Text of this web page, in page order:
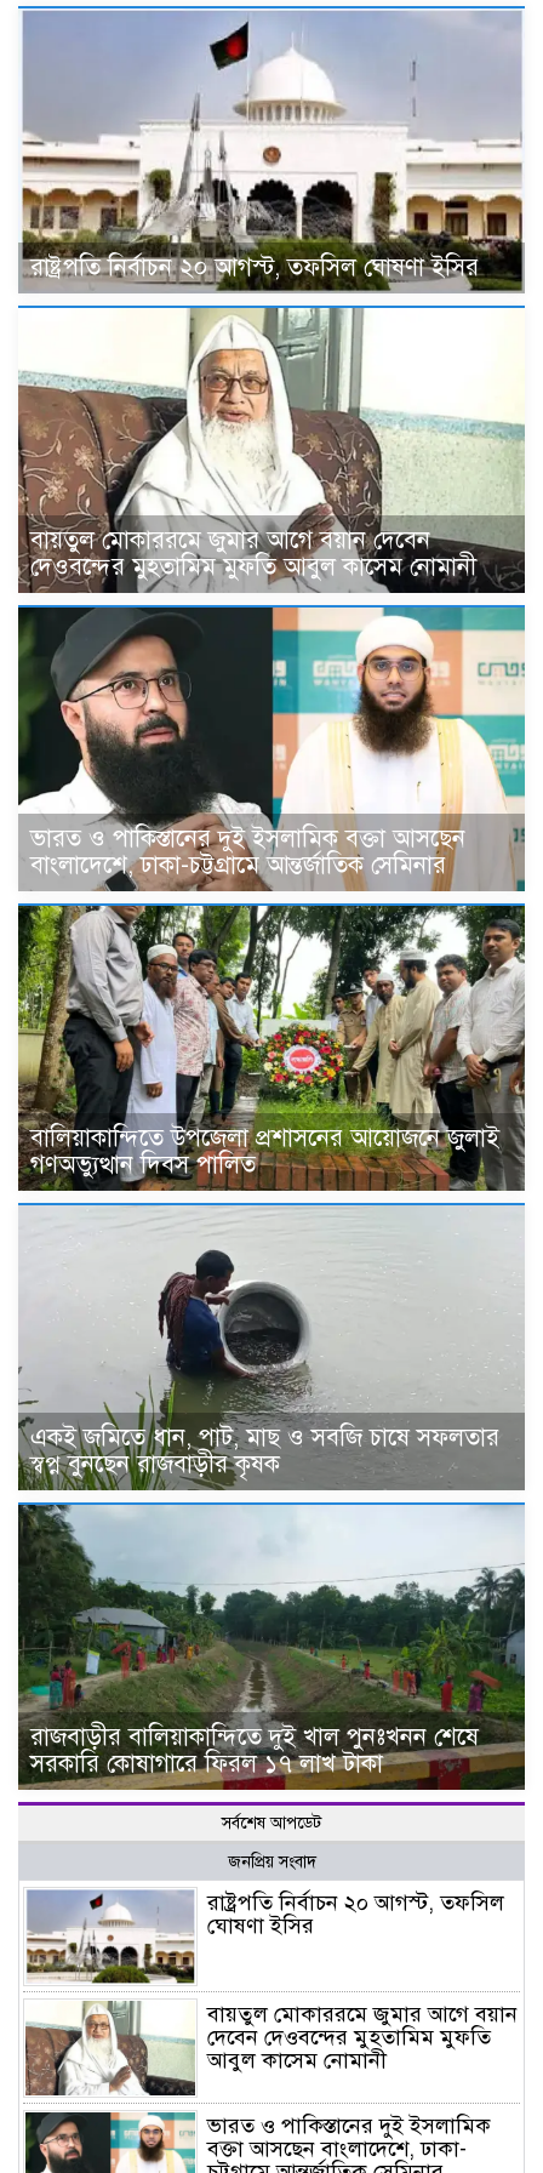
রাষ্ট্রপতি নির্বাচন ২০ আগস্ট, তফসিল ঘোষণা ইসির
বায়তুল মোকাররমে জুমার আগে বয়ান দেবেন
দেওবন্দের মুহতামিম মুফতি আবুল কাসেম নোমানী
ভারত ও পাকিস্তানের দুই ইসলামিক বক্তা আসছেন
বাংলাদেশে, ঢাকা-চট্টগ্রামে আন্তর্জাতিক সেমিনার
বালিয়াকান্দিতে উপজেলা প্রশাসনের আয়োজনে জুলাই
গণঅভ্যুত্থান দিবস পালিত
একই জমিতে ধান, পাট, মাছ ও সবজি চাষে সফলতার
স্বপ্ন বুনছেন রাজবাড়ীর কৃষক
রাজবাড়ীর বালিয়াকান্দিতে দুই খাল পুনঃখনন শেষে
সরকারি কোষাগারে ফিরল ১৭ লাখ টাকা
সর্বশেষ আপডেট
জনপ্রিয় সংবাদ
রাষ্ট্রপতি নির্বাচন ২০ আগস্ট, তফসিল
ঘোষণা ইসির
বায়তুল মোকাররমে জুমার আগে বয়ান
দেবেন দেওবন্দের মুহতামিম মুফতি
আবুল কাসেম নোমানী
ভারত ও পাকিস্তানের দুই ইসলামিক
বক্তা আসছেন বাংলাদেশে, ঢাকা-